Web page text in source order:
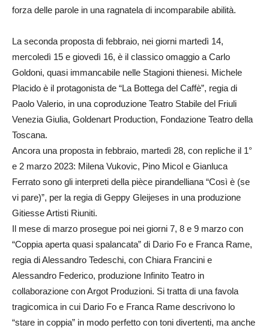
forza delle parole in una ragnatela di incomparabile abilità.
La seconda proposta di febbraio, nei giorni martedì 14,
mercoledì 15 e giovedì 16, è il classico omaggio a Carlo
Goldoni, quasi immancabile nelle Stagioni thienesi. Michele
Placido è il protagonista de “La Bottega del Caffè”, regia di
Paolo Valerio, in una coproduzione Teatro Stabile del Friuli
Venezia Giulia, Goldenart Production, Fondazione Teatro della
Toscana.
Ancora una proposta in febbraio, martedì 28, con repliche il 1°
e 2 marzo 2023: Milena Vukovic, Pino Micol e Gianluca
Ferrato sono gli interpreti della pièce pirandelliana “Così è (se
vi pare)”, per la regia di Geppy Gleijeses in una produzione
Gitiesse Artisti Riuniti.
Il mese di marzo prosegue poi nei giorni 7, 8 e 9 marzo con
“Coppia aperta quasi spalancata” di Dario Fo e Franca Rame,
regia di Alessandro Tedeschi, con Chiara Francini e
Alessandro Federico, produzione Infinito Teatro in
collaborazione con Argot Produzioni. Si tratta di una favola
tragicomica in cui Dario Fo e Franca Rame descrivono lo
“stare in coppia” in modo perfetto con toni divertenti, ma anche